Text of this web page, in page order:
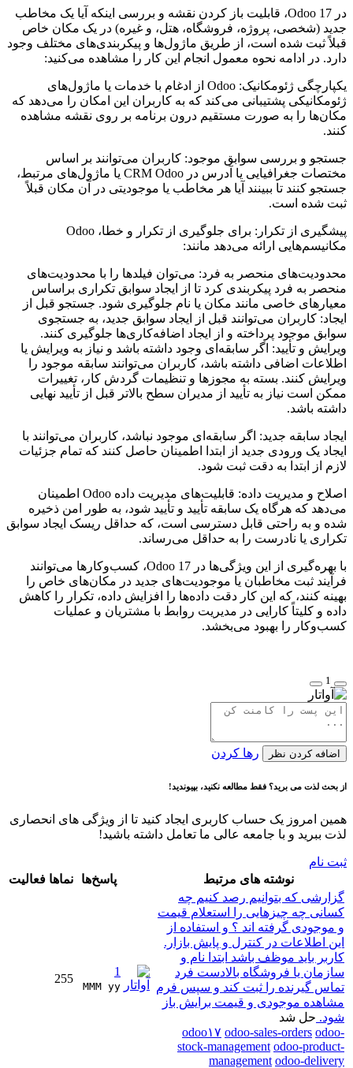
در Odoo 17، قابلیت باز کردن نقشه و بررسی اینکه آیا یک مخاطب
جدید (شخصی، پروژه، فروشگاه، هتل، و غیره) در یک مکان خاص
قبلاً ثبت شده است، از طریق ماژول‌ها و پیکربندی‌های مختلف وجود
دارد. در ادامه نحوه معمول انجام این کار را مشاهده می‌کنید:
یکپارچگی ژئومکانیک: Odoo از ادغام با خدمات یا ماژول‌های
ژئومکانیکی پشتیبانی می‌کند که به کاربران این امکان را می‌دهد که
مکان‌ها را به صورت مستقیم درون برنامه بر روی نقشه مشاهده
کنند.
جستجو و بررسی سوابق موجود: کاربران می‌توانند بر اساس
مختصات جغرافیایی یا آدرس در CRM Odoo یا ماژول‌های مرتبط،
جستجو کنند تا ببینند آیا هر مخاطب یا موجودیتی در آن مکان قبلاً
ثبت شده است.
پیشگیری از تکرار: برای جلوگیری از تکرار و خطا، Odoo
مکانیسم‌هایی ارائه می‌دهد مانند:
محدودیت‌های منحصر به فرد: می‌توان فیلدها را با محدودیت‌های
منحصر به فرد پیکربندی کرد تا از ایجاد سوابق تکراری براساس
معیارهای خاصی مانند مکان یا نام جلوگیری شود. جستجو قبل از
ایجاد: کاربران می‌توانند قبل از ایجاد سوابق جدید، به جستجوی
سوابق موجود پرداخته و از ایجاد اضافه‌کاری‌ها جلوگیری کنند.
ویرایش و تأیید: اگر سابقه‌ای وجود داشته باشد و نیاز به ویرایش یا
اطلاعات اضافی داشته باشد، کاربران می‌توانند سابقه موجود را
ویرایش کنند. بسته به مجوزها و تنظیمات گردش کار، تغییرات
ممکن است نیاز به تأیید از مدیران سطح بالاتر قبل از تأیید نهایی
داشته باشد.
ایجاد سابقه جدید: اگر سابقه‌ای موجود نباشد، کاربران می‌توانند با
ایجاد یک ورودی جدید از ابتدا اطمینان حاصل کنند که تمام جزئیات
لازم از ابتدا به دقت ثبت شود.
اصلاح و مدیریت داده: قابلیت‌های مدیریت داده Odoo اطمینان
می‌دهد که هرگاه یک سابقه تأیید و تأیید شود، به طور امن ذخیره
شده و به راحتی قابل دسترسی است، که حداقل ریسک ایجاد سوابق
تکراری یا نادرست را به حداقل می‌رساند.
با بهره‌گیری از این ویژگی‌ها در Odoo 17، کسب‌وکارها می‌توانند
فرآیند ثبت مخاطبان یا موجودیت‌های جدید در مکان‌های خاص را
بهینه کنند، که این کار دقت داده‌ها را افزایش داده، تکرار را کاهش
داده و کلیتاً کارایی در مدیریت روابط با مشتریان و عملیات
کسب‌وکار را بهبود می‌بخشد.
1
اضافه کردن نظر رها کردن
از بحث لذت می برید؟ فقط مطالعه نکنید، بپیوندید!
همین امروز یک حساب کاربری ایجاد کنید تا از ویژگی های انحصاری
لذت ببرید و با جامعه عالی ما تعامل داشته باشید!
ثبت نام
نوشته های مرتبط
پاسخ‌ها نماها فعالیت
گزارشی که بتوانیم رصد کنیم چه
کسانی چه چیزهایی را استعلام قیمت
و موجودی گرفته اند ؟ و استفاده از
این اطلاعات در کنترل و پایش بازار.
کاربر باید موظف باشد ابتدا نام و
سازمان یا فروشگاه بالادست فرد
تماس گیرنده را ثبت کند و سپس فرم
مشاهده موجودی و قیمت برایش باز
شود. حل شد
odoo۱۷ odoo-sales-orders odoo-
stock-management odoo-product-
management odoo-delivery
1
MMM yy
255